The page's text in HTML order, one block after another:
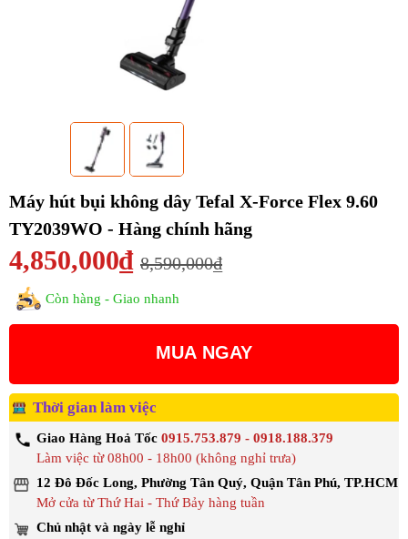
Máy hút bụi không dây Tefal X-Force Flex 9.60
TY2039WO - Hàng chính hãng
4,850,000₫ 8,590,000₫
Còn hàng - Giao nhanh
MUA NGAY
Thời gian làm việc
Giao Hàng Hoả Tốc 0915.753.879 - 0918.188.379
Làm việc từ 08h00 - 18h00 (không nghỉ trưa)
12 Đô Đốc Long, Phường Tân Quý, Quận Tân Phú, TP.HCM
Mở cửa từ Thứ Hai - Thứ Bảy hàng tuần
Chủ nhật và ngày lễ nghỉ